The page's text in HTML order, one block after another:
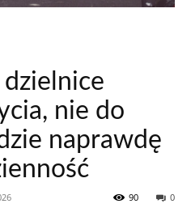
dzielnice
nie do
naprawdę
0
90